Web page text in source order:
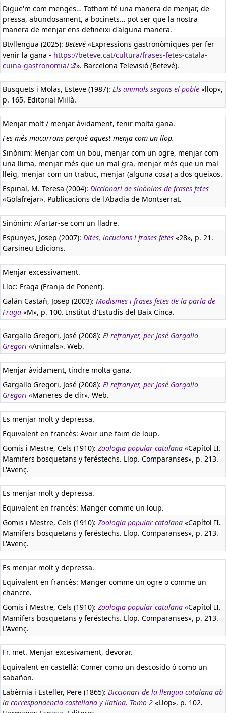
Digue'm com menges… Tothom té una manera de menjar, de
pressa, abundosament, a bocinets… pot ser que la nostra
manera de menjar ens defineixi d'alguna manera.
Btvllengua (2025): Betevé «Expressions gastronòmiques per fer
venir la gana - https://beteve.cat/cultura/frases-fetes-catala-
cuina-gastronomia/
». Barcelona Televisió (Betevé).
Busquets i Molas, Esteve (1987): Els animals segons el poble «llop»,
p. 165. Editorial Millà.
Menjar molt / menjar àvidament, tenir molta gana.
Fes més macarrons perquè aquest menja com un llop.
Sinònim: Menjar com un bou, menjar com un ogre, menjar com
una llima, menjar més que un mal gra, menjar més que un mal
lleig, menjar com un trabuc, menjar (alguna cosa) a dos queixos.
Espinal, M. Teresa (2004): Diccionari de sinònims de frases fetes
«Golafrejar». Publicacions de l'Abadia de Montserrat.
Sinònim: Afartar-se com un lladre.
Espunyes, Josep (2007): Dites, locucions i frases fetes «28», p. 21.
Garsineu Edicions.
Menjar excessivament.
Lloc: Fraga (Franja de Ponent).
Galán Castañ, Josep (2003): Modismes i frases fetes de la parla de
Fraga «M», p. 100. Institut d'Estudis del Baix Cinca.
Gargallo Gregori, José (2008): El refranyer, per José Gargallo
Gregori «Animals». Web.
Menjar àvidament, tindre molta gana.
Gargallo Gregori, José (2008): El refranyer, per José Gargallo
Gregori «Maneres de dir». Web.
Es menjar molt y depressa.
Equivalent en francès: Avoir une faim de loup.
Gomis i Mestre, Cels (1910): Zoologia popular catalana «Capítol II.
Mamifers bosquetans y feréstechs. Llop. Comparanses», p. 213.
L'Avenç.
Es menjar molt y depressa.
Equivalent en francès: Manger comme un loup.
Gomis i Mestre, Cels (1910): Zoologia popular catalana «Capítol II.
Mamifers bosquetans y feréstechs. Llop. Comparanses», p. 213.
L'Avenç.
Es menjar molt y depressa.
Equivalent en francès: Manger comme un ogre o comme un
chancre.
Gomis i Mestre, Cels (1910): Zoologia popular catalana «Capítol II.
Mamifers bosquetans y feréstechs. Llop. Comparanses», p. 213.
L'Avenç.
Fr. met. Menjar excesivament, devorar.
Equivalent en castellà: Comer como un descosido ó como un
sabañon.
Labèrnia i Esteller, Pere (1865): Diccionari de la llengua catalana ab
la correspondencia castellana y llatina. Tomo 2 «Llop», p. 102.